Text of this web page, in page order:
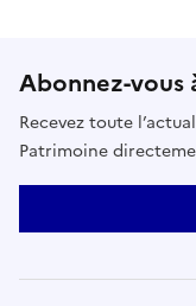
Abonnez-
Recevez toute
Patrimoine